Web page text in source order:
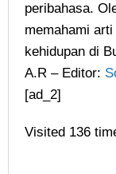
peribahasa.
memahami
kehidupan di
A.R – Editor:
[ad_2]
Visited 136